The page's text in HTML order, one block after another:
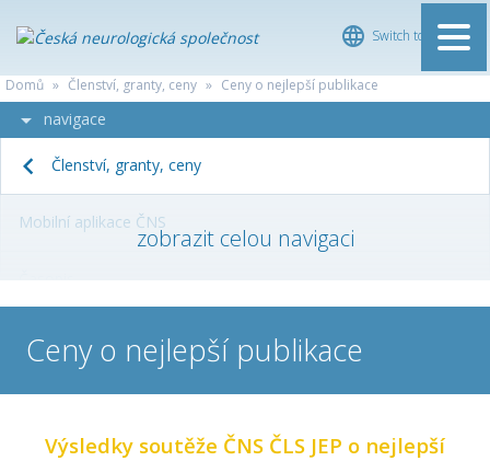
Switch to English
ČESKÁ
NEUROLOGICKÁ
SPOLEČNOST
Domů » Členství, granty, ceny » Ceny o nejlepší publikace
navigace
Členství, granty, ceny
Mobilní aplikace ČNS
Časopis
Ceny o nejlepší publikace
Přihláška do soutěže o Cenu ČNS
Granty a podpora
Ceny o nejlepší publikace
Výsledky soutěže ČNS ČLS JEP o nejlepší